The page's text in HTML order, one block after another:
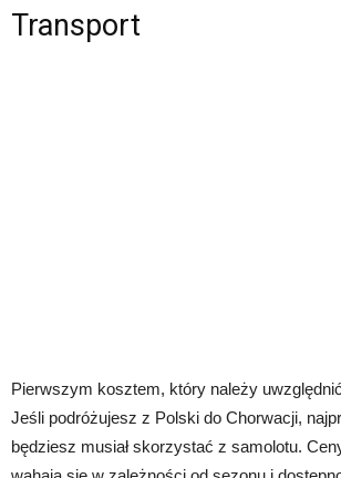
Transport
Pierwszym kosztem, który należy
Jeśli podróżujesz z Polski do Chorwacji,
będziesz musiał skorzystać z samolotu.